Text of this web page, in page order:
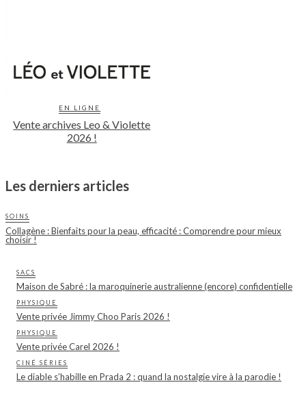
EN LIGNE
Vente archives Leo & Violette
2026 !
Les derniers articles
SOINS
Collagène : Bienfaits pour la peau, efficacité : Comprendre pour mieux
choisir !
SACS
Maison de Sabré : la maroquinerie australienne (encore) confidentielle
PHYSIQUE
Vente privée Jimmy Choo Paris 2026 !
PHYSIQUE
Vente privée Carel 2026 !
CINÉ SÉRIES
Le diable s’habille en Prada 2 : quand la nostalgie vire à la parodie !